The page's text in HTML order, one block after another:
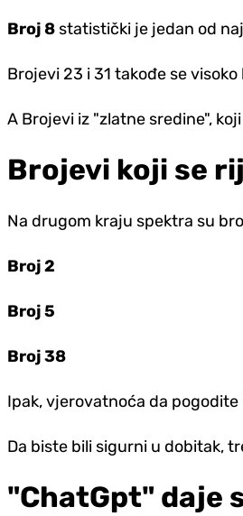
Broj 8 statistički je jedan od
Brojevi 23 i 31 takođe se
A Brojevi iz "zlatne sredine",
Brojevi koji se
Na drugom kraju spektra su
Broj 2
Broj 5
Broj 38
Ipak, vjerovatnoća da
Da biste bili sigurni u dobitak,
"ChatGpt" daje